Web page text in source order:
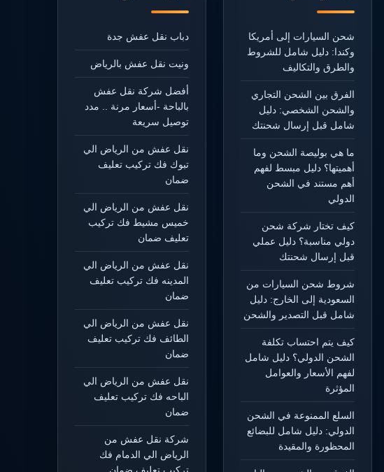
شحن السيارات إلى أمريكا
وكندا: دليل شامل للشروط
والطرق والتكاليف
الفرق بين الشحن التجاري
والشحن الشخصي: دليل
شامل قبل إرسال شحنتك
ما هي بوليصة الشحن وما
أهميتها؟ دليل مبسط لفهم
أهم مستند في الشحن
الدولي
كيف تختار شركة شحن
دولي مناسبة؟ دليل عملي
قبل إرسال شحنتك
شروط شحن السيارات من
السعودية إلى الخارج: دليل
شامل قبل التصدير والشحن
كيف يتم احتساب تكلفة
الشحن الدولي؟ دليل شامل
لفهم الأسعار والعوامل
المؤثرة
السلع الممنوعة في الشحن
الدولي: دليل شامل للبضائع
المحظورة والمقيدة
دباب نقل عفش جدة
ونيت نقل عفش بالرياض
أفضل شركة نقل عفش
بالباحة -أسعار مرنة .. مدد
توصيل سريعة
نقل عفش من الرياض الي
تبوك فك تركيب تعليف
ضمان
نقل عفش من الرياض الي
خميس مشيط فك تركيب
تعليف ضمان
نقل عفش من الرياض الي
المدينه فك تركيب تعليف
ضمان
نقل عفش من الرياض الي
الطائف فك تركيب تعليف
ضمان
نقل عفش من الرياض الي
الباحه فك تركيب تعليف
ضمان
شركة نقل عفش من
الرياض الي الدمام فك